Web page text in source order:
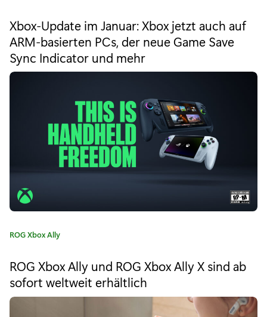
x
F
e
r
u
a
r
d
a
e
g
o
Xbox-Update im Januar: Xbox jetzt auch auf
ARM-basierten PCs, der neue Game Save
Sync Indicator und mehr
K
e
g
o
ROG Xbox Ally
ROG Xbox Ally und ROG Xbox Ally X sind ab
sofort weltweit erhältlich